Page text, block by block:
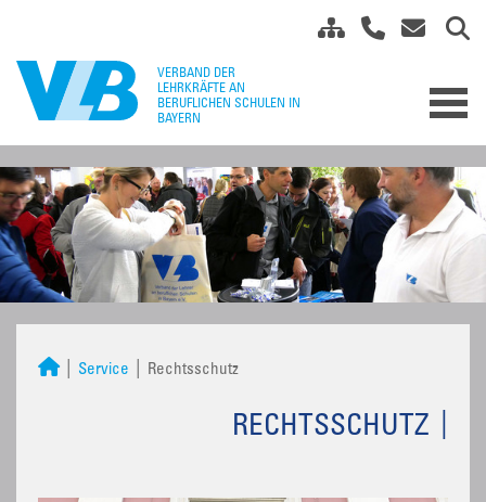
Service Rechtsschutz
RECHTSSCHUTZ